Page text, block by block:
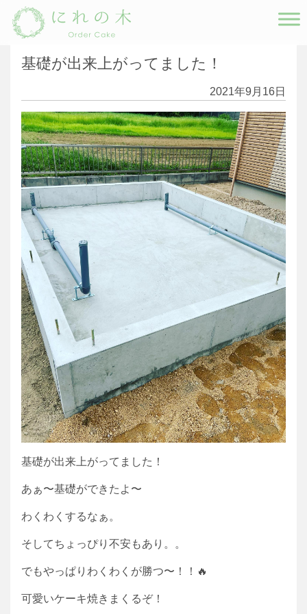
Main Navigation
基礎が出来上がってました！
2021年9月16日
基礎が出来上がってました！
あぁ〜基礎ができたよ〜
わくわくするなぁ。
そしてちょっぴり不安もあり。。
でもやっぱりわくわくが勝つ〜！！🔥
可愛いケーキ焼きまくるぞ！